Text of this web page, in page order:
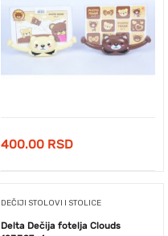
400.00 RSD
DEČIJI STOLOVI I STOLICE
Delta Dečija fotelja Clouds